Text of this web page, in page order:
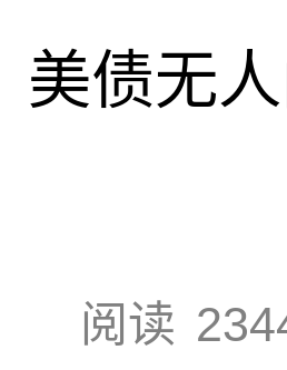
债无人
阅读